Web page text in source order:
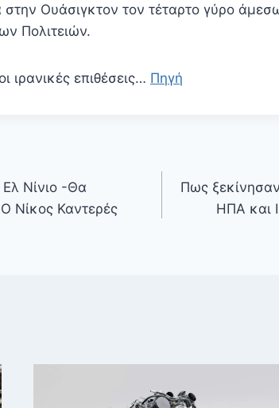
Ουάσιγκτον τον τέταρτο γύρο
Πολιτειών.
ιρανικές επιθέσεις… Πηγή
Ελ Νίνιο -Θα
Νίκος Καντερές
Πως
ΗΠΑ και